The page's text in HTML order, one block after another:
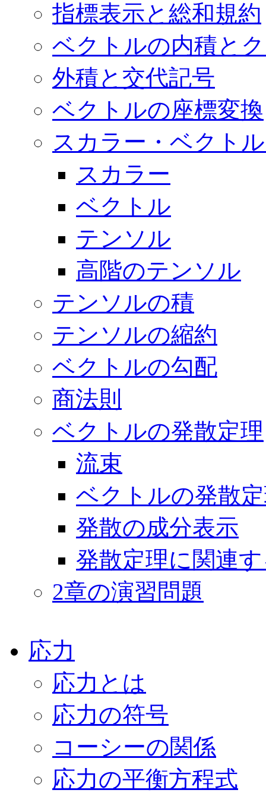
指標表示と総和規約
ベクトルの内積と
外積と交代記号
ベクトルの座標変換
スカラー・ベクト
スカラー
ベクトル
テンソル
高階のテンソル
テンソルの積
テンソルの縮約
ベクトルの勾配
商法則
ベクトルの発散定理
流束
ベクトルの発散
発散の成分表示
発散定理に関連
2章の演習問題
応力
応力とは
応力の符号
コーシーの関係
応力の平衡方程式